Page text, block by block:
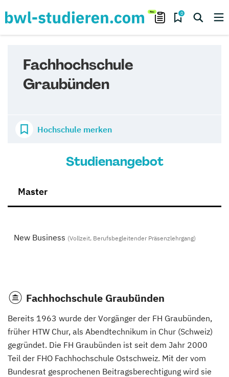
0
Fachhochschule
Graubünden
Hochschule merken
Studienangebot
Master
New Business (Vollzeit, Berufsbegleitender Präsenzlehrgang)
Fachhochschule Graubünden
Bereits 1963 wurde der Vorgänger der FH Graubünden,
früher HTW Chur, als Abendtechnikum in Chur (Schweiz)
gegründet. Die FH Graubünden ist seit dem Jahr 2000
Teil der FHO Fachhochschule Ostschweiz. Mit der vom
Bundesrat gesprochenen Beitragsberechtigung wird sie